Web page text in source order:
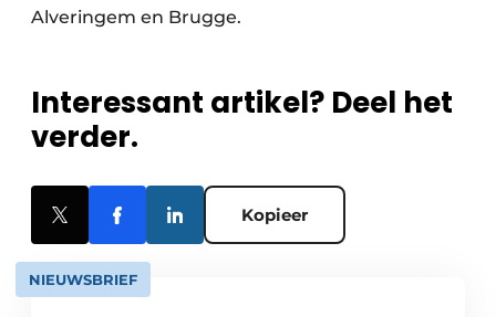
Alveringem en Brugge.
Interessant artikel? Deel het
verder.
Kopieer
NIEUWSBRIEF